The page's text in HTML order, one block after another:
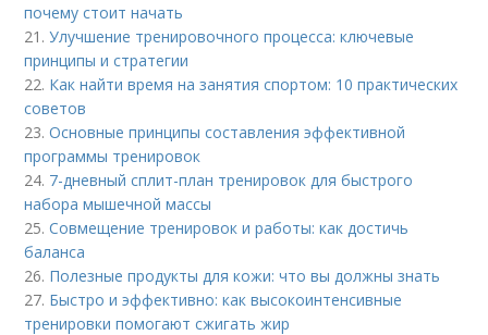
почему стоит начать
21.Улучшение тренировочного процесса: ключевые
принципы и стратегии
22. Как найти время на занятия спортом: 10 практических
советов
23.Основные принципы составления эффективной
программы тренировок
24. 7-дневный сплит-план тренировок для быстрого
набора мышечной массы
25.Совмещение тренировок и работы: как достичь
баланса
26. Полезные продукты для кожи: что вы должны знать
27. Быстро и эффективно: как высокоинтенсивные
тренировки помогают сжигать жир